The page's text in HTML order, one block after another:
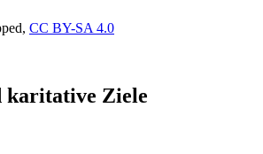
CC BY-SA 4.0
karitative Ziele